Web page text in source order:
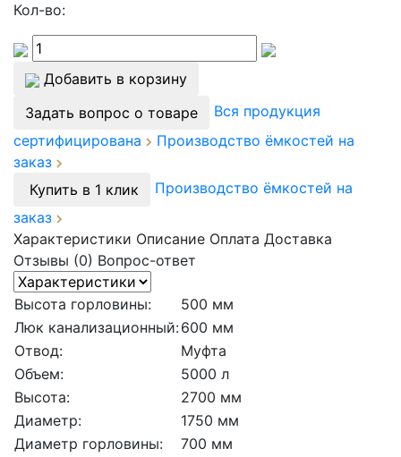
Кол-во:
Добавить в корзину
Задать вопрос о товаре
Вся продукция
сертифицирована
Производство ёмкостей на
заказ
Купить в 1 клик
Производство ёмкостей на
заказ
Характеристики Описание Оплата Доставка
Отзывы (0) Вопрос-ответ
Высота горловины:
500 мм
Люк канализационный:600 мм
Отвод:
Муфта
Объем:
5000 л
Высота:
2700 мм
Диаметр:
1750 мм
Диаметр горловины:
700 мм